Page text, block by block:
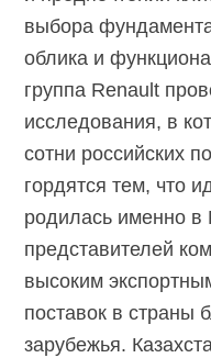
выбора
облика и
группа Renault
исследования, в
сотни российских
гордятся тем, что
родилась именно в
представителей
высоким
поставок в страны
зарубежья.